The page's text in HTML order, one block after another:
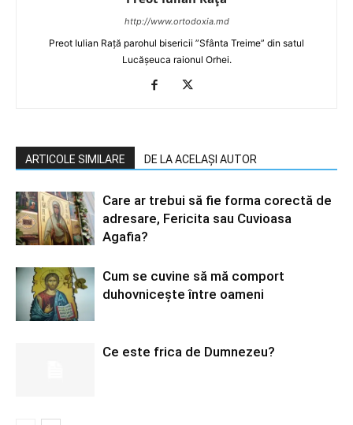
http://www.ortodoxia.md
Preot Iulian Rață parohul bisericii ”Sfânta Treime” din satul
Lucășeuca raionul Orhei.
ARTICOLE SIMILARE DE LA ACELAȘI AUTOR
Care ar trebui să fie forma corectă de
adresare, Fericita sau Cuvioasa
Agafia?
Cum se cuvine să mă comport
duhovniceşte între oameni
Ce este frica de Dumnezeu?